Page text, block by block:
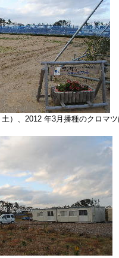
）、2012 年3月播種のクロマ